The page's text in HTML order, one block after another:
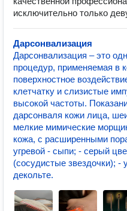
исключительно только
Дарсонвализация
Дарсонвализация – это
процедур, применяемая в
поверхностное
клетчатку и слизистые
высокой частоты.
дарсонваля кожи лица,
мелкие мимические
кожа, с расширенными
угревой - сыпи; - серый
(сосудистые звездочки); -
декольте.